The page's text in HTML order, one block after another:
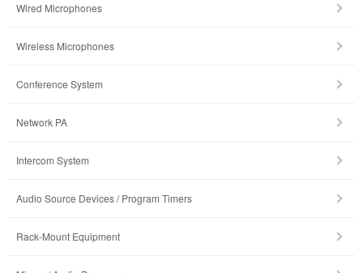
Wired Microphones
Wireless Microphones
Conference System
Network PA
Intercom System
Audio Source Devices / Program Timers
Rack-Mount Equipment